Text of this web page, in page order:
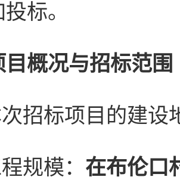
标。
目概况与招标范围
招标项目的建设
规模： 在布伦口